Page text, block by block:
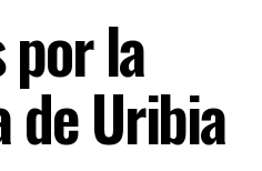
la
de Uribia